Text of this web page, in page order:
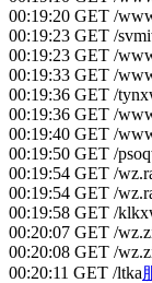
00:19:20 GET /
00:19:23 GET /
00:19:23 GET /
00:19:33 GET /
00:19:36 GET /
00:19:36 GET /
00:19:40 GET /
00:19:50 GET /
00:19:54 GET /
00:19:54 GET /
00:19:58 GET /
00:20:07 GET /
00:20:08 GET /
00:20:11 GET /ltka